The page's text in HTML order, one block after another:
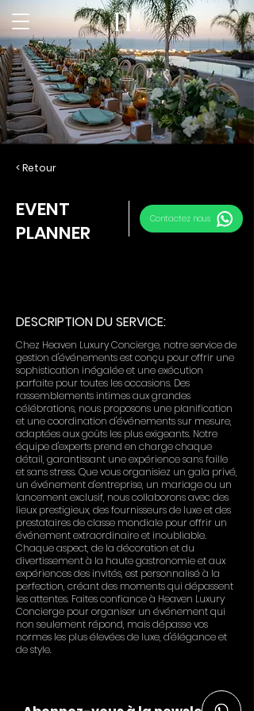
< Retour
EVENT
PLANNER
Contactez nous
DESCRIPTION DU SERVICE:
Chez Heaven Luxury Concierge, notre service de
gestion d'événements est conçu pour offrir une
sophistication inégalée et une exécution
parfaite pour toutes les occasions. Des
rassemblements intimes aux grandes
célébrations, nous proposons une planification
et une coordination d'événements sur mesure,
adaptées aux goûts les plus exigeants. Notre
équipe d'experts prend en charge chaque
détail, garantissant une expérience sans faille
et sans stress. Que vous organisiez un gala privé,
un événement d'entreprise, un mariage ou un
lancement exclusif, nous collaborons avec des
lieux prestigieux, des fournisseurs de luxe et des
prestataires de classe mondiale pour offrir un
événement extraordinaire et inoubliable.
Chaque aspect, de la décoration et du
divertissement à la haute gastronomie et aux
expériences des invités, est personnalisé à la
perfection, créant des moments qui dépassent
les attentes. Faites confiance à Heaven Luxury
Concierge pour organiser un événement qui
non seulement répond, mais dépasse vos
normes les plus élevées de luxe, d'élégance et
de style.